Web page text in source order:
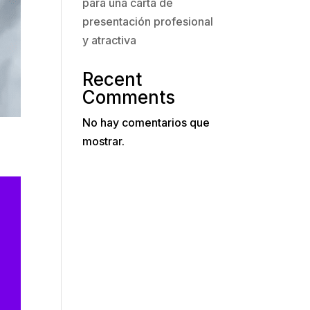
para una carta de
presentación profesional
y atractiva
Recent
Comments
No hay comentarios que
mostrar.